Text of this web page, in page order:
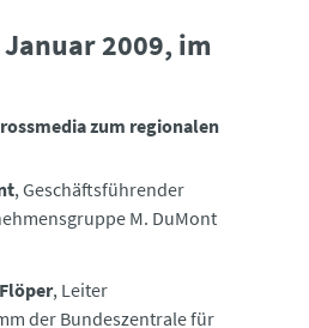
2009, im
zum regionalen
, Geschäftsführender
M. DuMont
, Leiter
der Bundeszentrale für